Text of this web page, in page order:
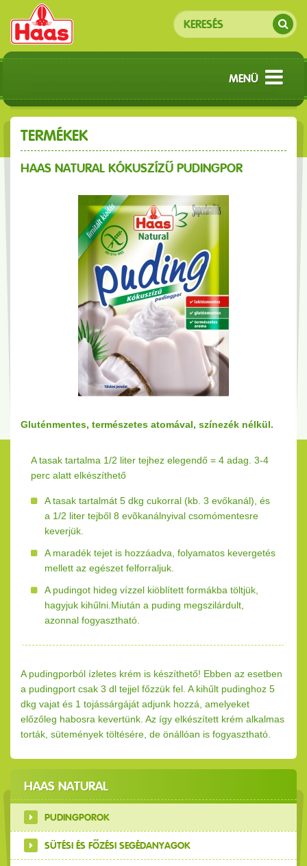
MENÜ
TERMÉKEK
HAAS NATURAL KÓKUSZÍZŰ PUDINGPOR
Gluténmentes, természetes atomával, színezék nélkül.
A tasak tartalma 1/2 liter tejhez elegendő = 4 adag. 3-4
perc alatt elkészíthető
A tasak tartalmát 5 dkg cukorral (kb. 3 evőkanál), és
a 1/2 liter tejből 8 evõkanálnyival csomómentesre
keverjük.
A maradék tejet is hozzáadva, folyamatos kevergetés
mellett az egészet felforraljuk.
A pudingot hideg vízzel kiöblített formákba töltjük,
hagyjuk kihűlni.Miután a puding megszilárdult,
azonnal fogyasztható.
A pudingporból ízletes krém is készíthető! Ebben az esetben
a pudingport csak 3 dl tejjel főzzük fel. A kihűlt pudinghoz 5
dkg vajat és 1 tojássárgáját adjunk hozzá, amelyeket
előzőleg habosra kevertünk. Az így elkészített krém alkalmas
torták, sütemények töltésére, de önállóan is fogyasztható.
HAAS NATURAL
PUDINGPOROK
SÜTÉSI ÉS FŐZÉSI SEGÉDANYAGOK